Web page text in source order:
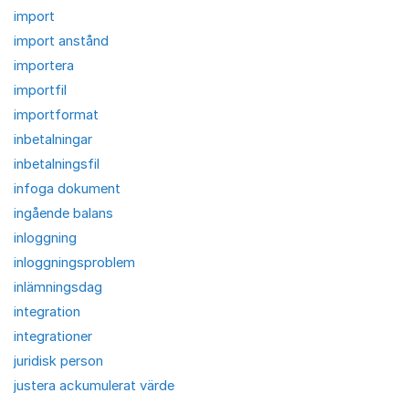
import
import anstånd
importera
importfil
importformat
inbetalningar
inbetalningsfil
infoga dokument
ingående balans
inloggning
inloggningsproblem
inlämningsdag
integration
integrationer
juridisk person
justera ackumulerat värde